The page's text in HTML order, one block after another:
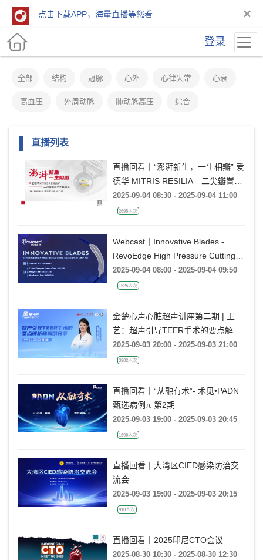
点击下载APP，海量直播等您看 ×
登录
全部 结构 冠脉 心外 心律失常 心衰
高血压 外周动脉 肺动脉高压 综合
直播列表
直播回看丨“澎湃新生，一生相瓣” 爱
德华 MITRIS RESILIA—二尖瓣置换
手术直播日
2025-09-04 08:30 - 2025-09-04 11:00
2698人次
Webcast丨Innovative Blades -
RevoEdge High Pressure Cutting
Balloon in CHIP PCI
2025-09-04 08:00 - 2025-09-04 09:50
1625人次
金楚心声心脏超声讲座第二期 | 王
艺：超声引导TEER手术的要点解析
和病例分享
2025-09-03 20:00 - 2025-09-03 21:00
3282人次
直播回看丨“从融有术”- 术见•PADN
甄选病例π 第2期
2025-09-03 19:00 - 2025-09-03 20:45
1690人次
直播回看丨大湾区CIED感染防治交
流会
2025-09-03 19:00 - 2025-09-03 20:15
910人次
直播回看丨2025印尼CTO会议
2025-08-30 10:30 - 2025-08-30 12:30